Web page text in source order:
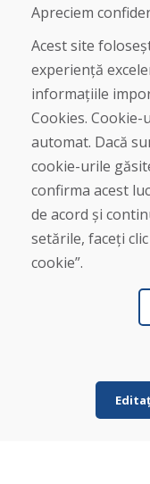
Blog
Apreciem
Acest site
experiență
informațiile
Cookies.
automat. Dacă
cookie-urile
confirma acest
de acord și
setările, faceți
cookie”.